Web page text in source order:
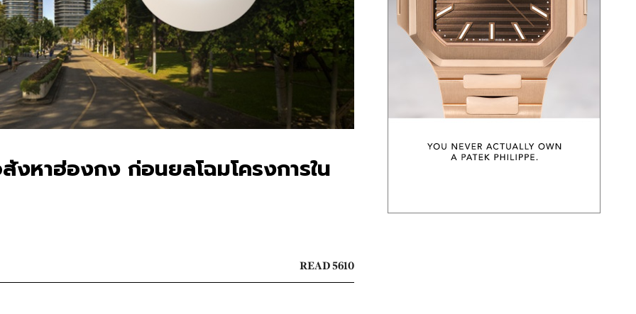
หาฮ่องกง ก่อนยลโฉมโครงการใน
READ 5610